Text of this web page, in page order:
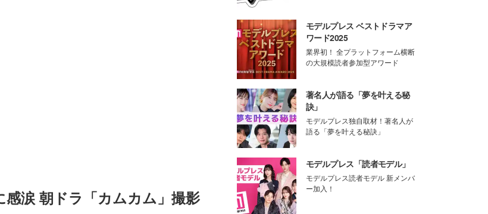
涙 朝ドラ「カムカム」撮影
モデルプレス ベストドラマア
ワード2025
業界初！ 全プラットフォーム横断
の大規模読者参加型アワード
著名人が語る「夢を叶える秘
訣」
モデルプレス独自取材！著名人が
語る「夢を叶える秘訣」
モデルプレス「読者モデル」
モデルプレス読者モデル 新メンバ
ー加入！